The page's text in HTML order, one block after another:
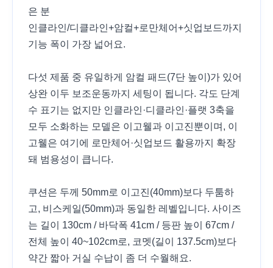
은 분
인클라인/디클라인+암컬+로만체어+싯업보드까지
기능 폭이 가장 넓어요.
다섯 제품 중 유일하게 암컬 패드(7단 높이)가 있어
상완 이두 보조운동까지 세팅이 됩니다. 각도 단계
수 표기는 없지만 인클라인·디클라인·플랫 3축을
모두 소화하는 모델은 이고웰과 이고진뿐이며, 이
고웰은 여기에 로만체어·싯업보드 활용까지 확장
돼 범용성이 큽니다.
쿠션은 두께 50mm로 이고진(40mm)보다 두툼하
고, 비스케일(50mm)과 동일한 레벨입니다. 사이즈
는 길이 130cm / 바닥폭 41cm / 등판 높이 67cm /
전체 높이 40~102cm로, 코멧(길이 137.5cm)보다
약간 짧아 거실 수납이 좀 더 수월해요.